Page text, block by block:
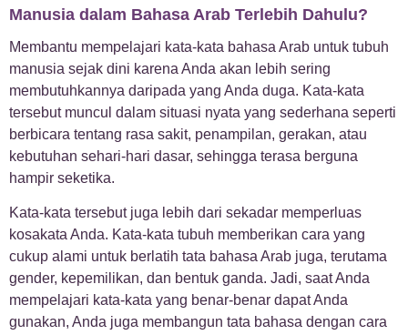
Manusia dalam Bahasa Arab Terlebih Dahulu?
Membantu mempelajari kata-kata bahasa Arab untuk tubuh
manusia sejak dini karena Anda akan lebih sering
membutuhkannya daripada yang Anda duga. Kata-kata
tersebut muncul dalam situasi nyata yang sederhana seperti
berbicara tentang rasa sakit, penampilan, gerakan, atau
kebutuhan sehari-hari dasar, sehingga terasa berguna
hampir seketika.
Kata-kata tersebut juga lebih dari sekadar memperluas
kosakata Anda. Kata-kata tubuh memberikan cara yang
cukup alami untuk berlatih tata bahasa Arab juga, terutama
gender, kepemilikan, dan bentuk ganda. Jadi, saat Anda
mempelajari kata-kata yang benar-benar dapat Anda
gunakan, Anda juga membangun tata bahasa dengan cara